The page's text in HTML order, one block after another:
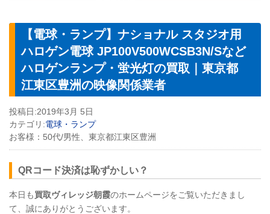
【電球・ランプ】ナショナル スタジオ用
ハロゲン電球 JP100V500WCSB3N/Sなど
ハロゲンランプ・蛍光灯の買取｜東京都
江東区豊洲の映像関係業者
投稿日:2019年3月 5日
カテゴリ:電球・ランプ
お客様： 50代/男性、東京都江東区豊洲
QRコード決済は恥ずかしい？
本日も買取ヴィレッジ朝霞のホームページをご覧いただきまし
て、誠にありがとうございます。